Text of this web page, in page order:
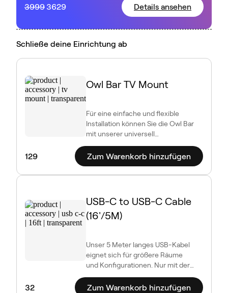
3999 3629 Details ansehen
Schließe deine Einrichtung ab
Owl Bar TV Mount
Für eine einfache und flexible
Installation können Sie die Owl Bar
mit unserer universell
oder unter Ihrem Fernsehgerät im
129 Zum Warenkorb hinzufügen
USB-C to USB-C Cable
(16'/5M)
Unser 5 Meter langes USB-Kabel
eignet sich für größere Räume
und Konfigurationen. Nur mit der
32 Zum Warenkorb hinzufügen